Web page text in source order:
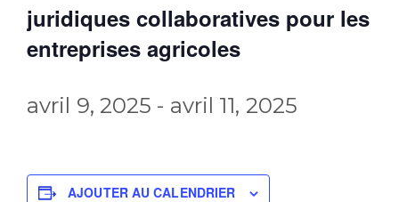
juridiques collaboratives pour les
entreprises agricoles
avril 9, 2025 - avril 11, 2025
AJOUTER AU CALENDRIER